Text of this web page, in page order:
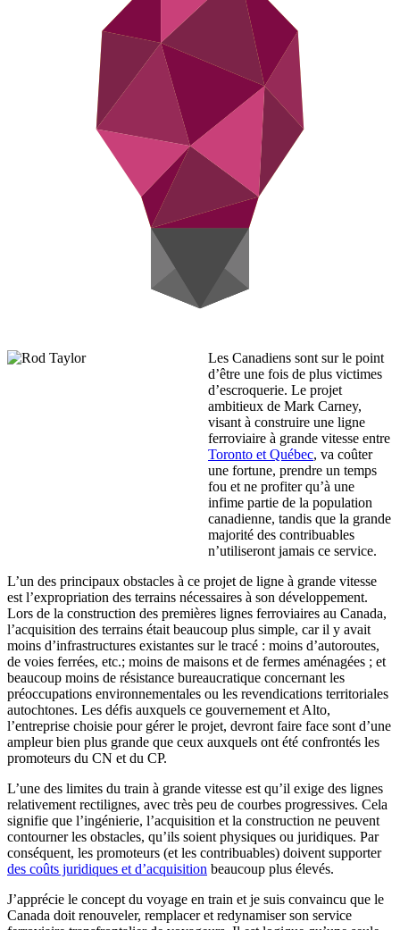
Les Canadiens sont sur le point
d’être une fois de plus victimes
d’escroquerie. Le projet
ambitieux de Mark Carney,
visant à construire une ligne
ferroviaire à grande vitesse entre
Toronto et Québec, va coûter
une fortune, prendre un temps
fou et ne profiter qu’à une
infime partie de la population
canadienne, tandis que la grande
majorité des contribuables
n’utiliseront jamais ce service.
L’un des principaux obstacles à ce projet de ligne à grande vitesse
est l’expropriation des terrains nécessaires à son développement.
Lors de la construction des premières lignes ferroviaires au Canada,
l’acquisition des terrains était beaucoup plus simple, car il y avait
moins d’infrastructures existantes sur le tracé : moins d’autoroutes,
de voies ferrées, etc.; moins de maisons et de fermes aménagées ; et
beaucoup moins de résistance bureaucratique concernant les
préoccupations environnementales ou les revendications territoriales
autochtones. Les défis auxquels ce gouvernement et Alto,
l’entreprise choisie pour gérer le projet, devront faire face sont d’une
ampleur bien plus grande que ceux auxquels ont été confrontés les
promoteurs du CN et du CP.
L’une des limites du train à grande vitesse est qu’il exige des lignes
relativement rectilignes, avec très peu de courbes progressives. Cela
signifie que l’ingénierie, l’acquisition et la construction ne peuvent
contourner les obstacles, qu’ils soient physiques ou juridiques. Par
conséquent, les promoteurs (et les contribuables) doivent supporter
des coûts juridiques et d’acquisition beaucoup plus élevés.
J’apprécie le concept du voyage en train et je suis convaincu que le
Canada doit renouveler, remplacer et redynamiser son service